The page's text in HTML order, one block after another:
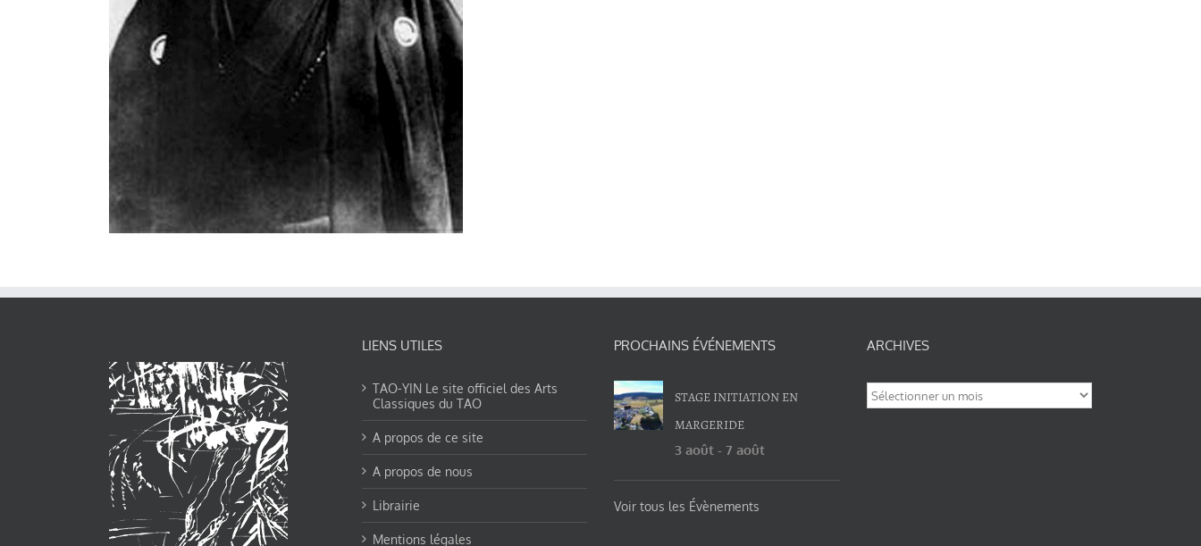
LIENS UTILES
TAO-YIN Le site officiel des Arts
Classiques du TAO
A propos de ce site
A propos de nous
Librairie
Mentions légales
PROCHAINS ÉVÉNEMENTS
STAGE INITIATION EN
MARGERIDE
3 août -7 août
Voir tous les Évènements
ARCHIVES
Archives